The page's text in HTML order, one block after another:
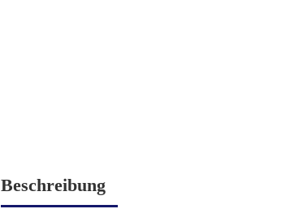
Beschreibung